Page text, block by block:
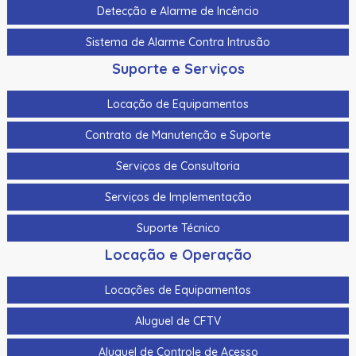
Almofadas de Limpeza 3 Cartões de Limpeza com Álcool
Kit de limpeza Fargo Dtc5500Lmx
Kit de limpeza Fargo Hdp6600
Kit de limpeza padrão Evolis
Kit De Limpeza Para A Zebra Zc100, Zc300 E Zc350
Kit De Limpeza Para A Zebra Zxp Serie 3 105999-302
Kit Sleeve de Limpeza Datacard
Laminado Alternativo Transparente de 0,6 Mil Evolis -
Recorte para Chip Smart/Cobertura Completa – 100
Laminado Datacard Duragard Optiexpress™ -
Laminado Datacard Duragard Optigram - “Utopia”
Registrado - 1,0 Mil
Detecção e Alarme de Incêncio
Sistema de Alarme Contra Intrusão
Suporte e Serviços
Locação de Equipamentos
Contrato de Manutenção e Suporte
Serviços de Consultoria
Serviços de Implementação
Suporte Técnico
Locação e Operação
Locações de Equipamentos
Aluguel de CFTV
Aluguel de Controle de Acesso